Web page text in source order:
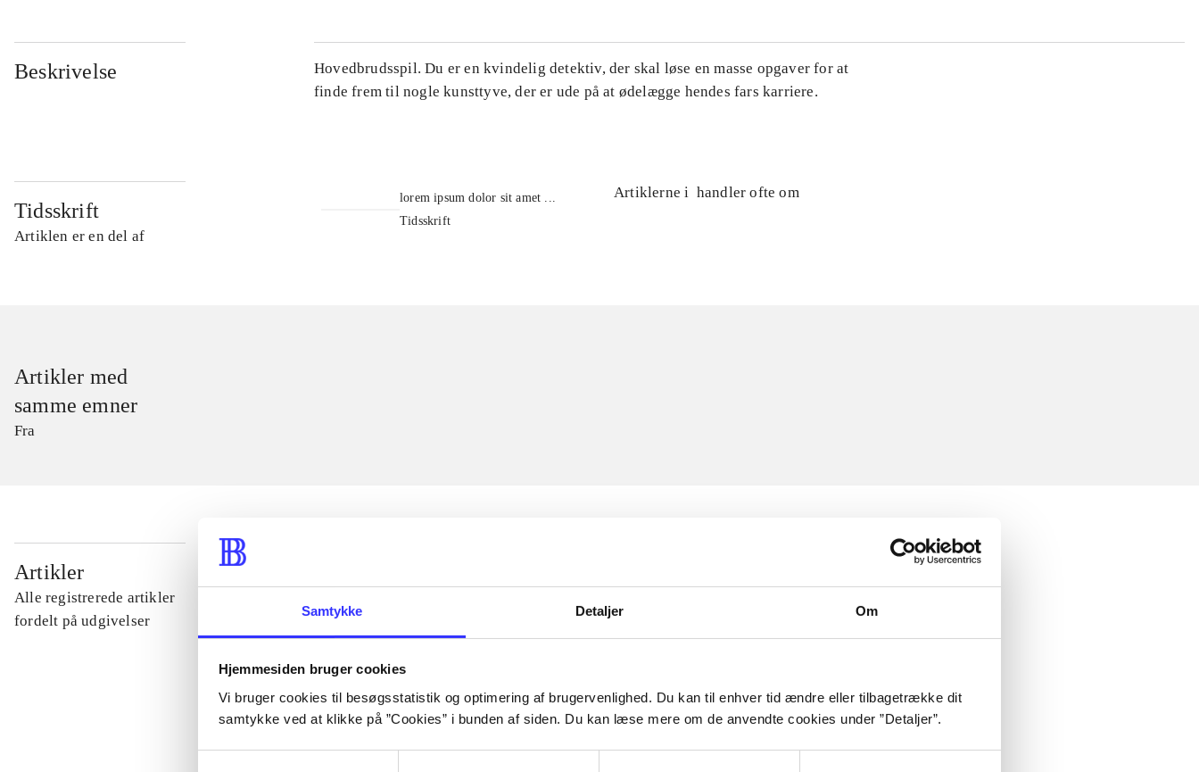
Samtykke Detaljer Om
Hjemmesiden bruger cookies
Vi bruger cookies til besøgsstatistik og optimering af brugervenlighed. Du kan til enhver tid ændre eller tilbagetrække dit
samtykke ved at klikke på ”Cookies” i bunden af siden. Du kan læse mere om de anvendte cookies under ”Detaljer”.
Beskrivelse
Hovedbrudsspil. Du er en kvindelig detektiv, der skal løse en masse opgaver for at
finde frem til nogle kunsttyve, der er ude på at ødelægge hendes fars karriere.
Tidsskrift
Artiklen er en del af
lorem ipsum dolor sit amet ...
Tidsskrift
Artiklerne i handler ofte om
Artikler med
samme emner
Fra
Artikler
Alle registrerede artikler
fordelt på udgivelser
...
...